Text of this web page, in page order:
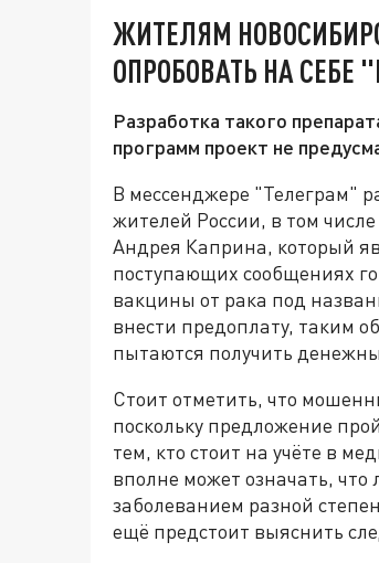
ЖИТЕЛЯМ
ОПРОБОВАТЬ НА СЕБЕ
Разработка такого
программ проект не
В мессенджере "Телеграм"
жителей России, в том
Андрея Каприна, который
поступающих сообщениях
вакцины от рака под
внести предоплату, таким
пытаются получить
Стоит отметить, что
поскольку предложение
тем, кто стоит на учёте в
вполне может означать,
заболеванием разной
ещё предстоит выяснить